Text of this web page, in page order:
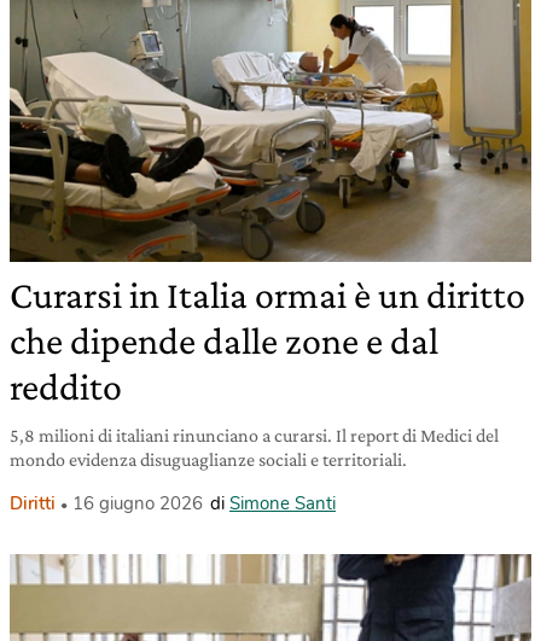
Curarsi in Italia ormai è un diritto
che dipende dalle zone e dal
reddito
5,8 milioni di italiani rinunciano a curarsi. Il report di Medici del
mondo evidenza disuguaglianze sociali e territoriali.
Diritti 16 giugno 2026 di Simone Santi